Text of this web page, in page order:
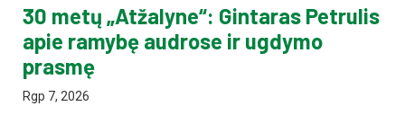
30 metų „Atžalyne“: Gintaras Petrulis
apie ramybę audrose ir ugdymo
prasmę
Rgp 7, 2026